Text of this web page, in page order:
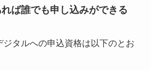
ば誰でも申し込みができる
ジタルへの申込資格は以下のとお